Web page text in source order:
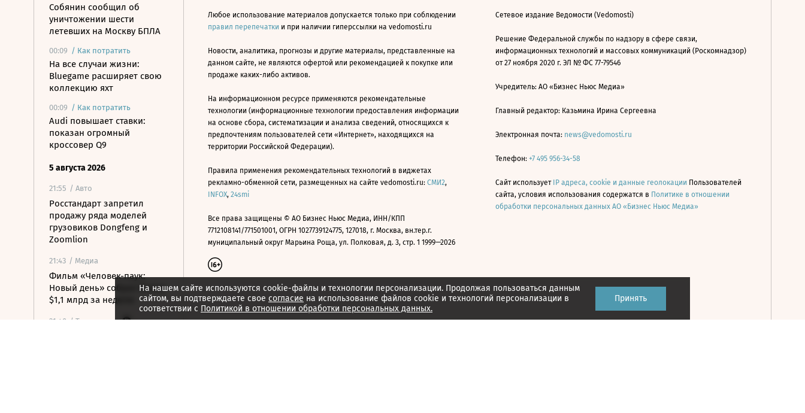
Собянин сообщил об
уничтожении шести
летевших на Москву БПЛА
00:09 / Как потратить
На все случаи жизни:
Bluegame расширяет свою
коллекцию яхт
00:09 / Как потратить
Audi повышает ставки:
показан огромный
кроссовер Q9
5 августа 2026
21:55 / Авто
Росстандарт запретил
продажу ряда моделей
грузовиков Dongfeng и
Zoomlion
21:43 / Медиа
Фильм «Человек-паук:
Новый день» собрал более
$1,1 млрд за неделю
21:40 / Технологии
На нашем сайте используются cookie-файлы и технологии персонализации. Продолжая пользоваться данным
сайтом, вы подтверждаете свое согласие на использование файлов cookie и технологий персонализации в
соответствии с Политикой в отношении обработки персональных данных.
Принять
Любое использование материалов допускается только при соблюдении
правил перепечатки и при наличии гиперссылки на vedomosti.ru
Новости, аналитика, прогнозы и другие материалы, представленные на
данном сайте, не являются офертой или рекомендацией к покупке или
продаже каких-либо активов.
На информационном ресурсе применяются рекомендательные
технологии (информационные технологии предоставления информации
на основе сбора, систематизации и анализа сведений, относящихся к
предпочтениям пользователей сети «Интернет», находящихся на
территории Российской Федерации).
Правила применения рекомендательных технологий в виджетах
рекламно-обменной сети, размещенных на сайте vedomosti.ru: СМИ2,
INFOX, 24smi
Все права защищены © АО Бизнес Ньюс Медиа, ИНН/КПП
7712108141/771501001, ОГРН 1027739124775, 127018, г. Москва, вн.тер.г.
муниципальный округ Марьина Роща, ул. Полковая, д. 3, стр. 1 1999—2026
Сетевое издание Ведомости (Vedomosti)
Решение Федеральной службы по надзору в сфере связи,
информационных технологий и массовых коммуникаций (Роскомнадзор)
от 27 ноября 2020 г. ЭЛ № ФС 77-79546
Учредитель: АО «Бизнес Ньюс Медиа»
Главный редактор: Казьмина Ирина Сергеевна
Электронная почта: news@vedomosti.ru
Телефон: +7 495 956-34-58
Сайт использует IP адреса, cookie и данные геолокации Пользователей
сайта, условия использования содержатся в Политике в отношении
обработки персональных данных АО «Бизнес Ньюс Медиа»